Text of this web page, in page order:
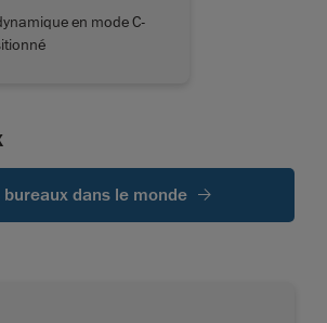
en mode C-
bureaux dans le monde